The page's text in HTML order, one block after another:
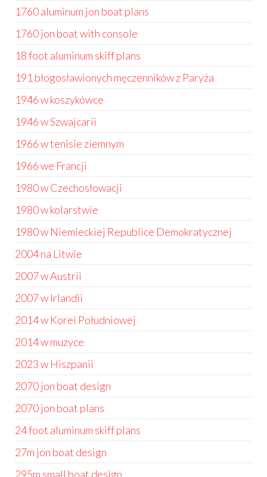
1760 aluminum jon boat plans
1760 jon boat with console
18 foot aluminum skiff plans
191 błogosławionych męczenników z Paryża
1946 w koszykówce
1946 w Szwajcarii
1966 w tenisie ziemnym
1966 we Francji
1980 w Czechosłowacji
1980 w kolarstwie
1980 w Niemieckiej Republice Demokratycznej
2004 na Litwie
2007 w Austrii
2007 w Irlandii
2014 w Korei Południowej
2014 w muzyce
2023 w Hiszpanii
2070 jon boat design
2070 jon boat plans
24 foot aluminum skiff plans
27m jon boat design
295m small boat design